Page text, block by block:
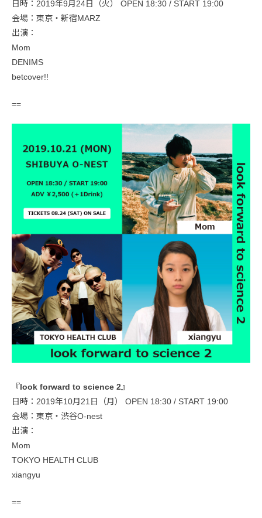
日時：2019年9月24日（火） OPEN 18:30 / START 19:00
会場：東京・新宿MARZ
出演：
Mom
DENIMS
betcover!!
==
『look forward to science 2』
日時：2019年10月21日（月） OPEN 18:30 / START 19:00
会場：東京・渋谷O-nest
出演：
Mom
TOKYO HEALTH CLUB
xiangyu
==